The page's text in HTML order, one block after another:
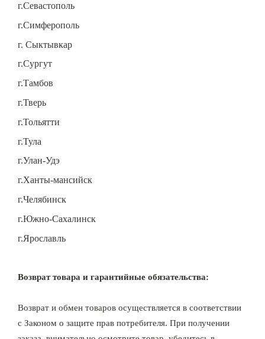
г.Севастополь
г.Симферополь
г. Сыктывкар
г.Сургут
г.Тамбов
г.Тверь
г.Тольятти
г.Тула
г.Улан-Удэ
г.Ханты-мансийск
г.Челябинск
г.Южно-Сахалинск
г.Ярославль
Возврат товара и гарантийные обязательства:
Возврат и обмен товаров осуществляется в соответствии
с Законом о защите прав потребителя. При получении